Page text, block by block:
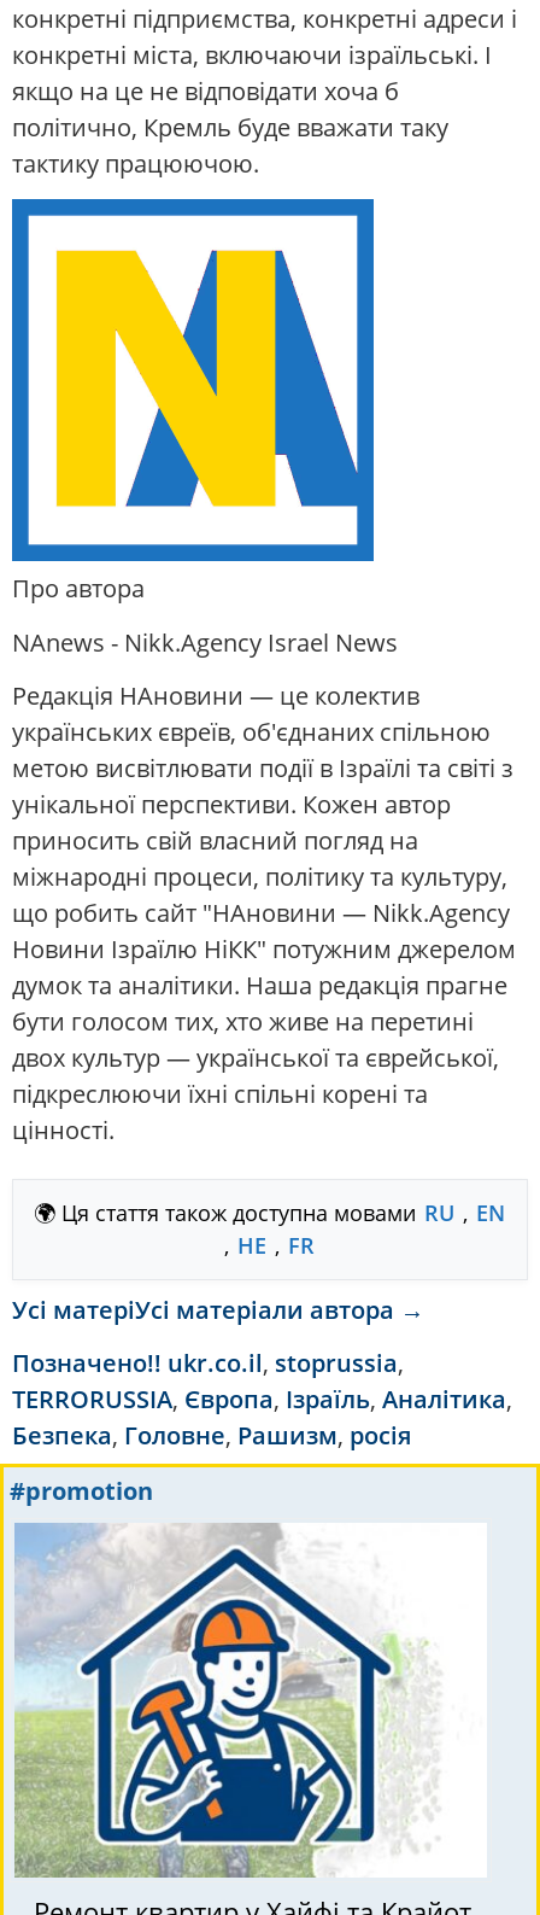
конкретні підприємства, конкретні адреси і
конкретні міста, включаючи ізраїльські. І
якщо на це не відповідати хоча б
політично, Кремль буде вважати таку
тактику працюючою.
Про автора
NAnews - Nikk.Agency Israel News
Редакція НАновини — це колектив
українських євреїв, об'єднаних спільною
метою висвітлювати події в Ізраїлі та світі з
унікальної перспективи. Кожен автор
приносить свій власний погляд на
міжнародні процеси, політику та культуру,
що робить сайт "НАновини — Nikk.Agency
Новини Ізраїлю НіКК" потужним джерелом
думок та аналітики. Наша редакція прагне
бути голосом тих, хто живе на перетині
двох культур — української та єврейської,
підкреслюючи їхні спільні корені та
цінності.
🌍 Ця стаття також доступна мовами RU , EN
, HE , FR
Усі матеріУсі матеріали автора →
Позначено!! ukr.co.il, stoprussia,
TERRORUSSIA, Європа, Ізраїль, Аналітика,
Безпека, Головне, Рашизм, росія
#promotion